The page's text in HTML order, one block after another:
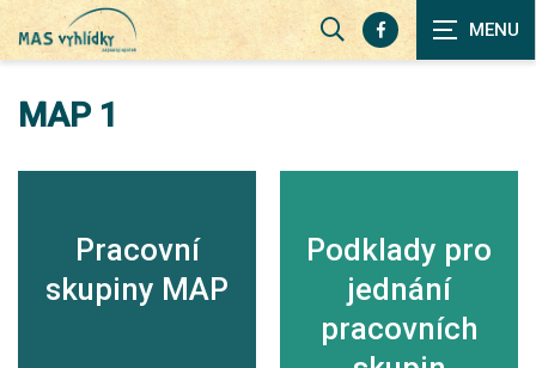
Zobrazit
MAP 1
Pracovní
skupiny MAP
Podklady pro
jednání
pracovních